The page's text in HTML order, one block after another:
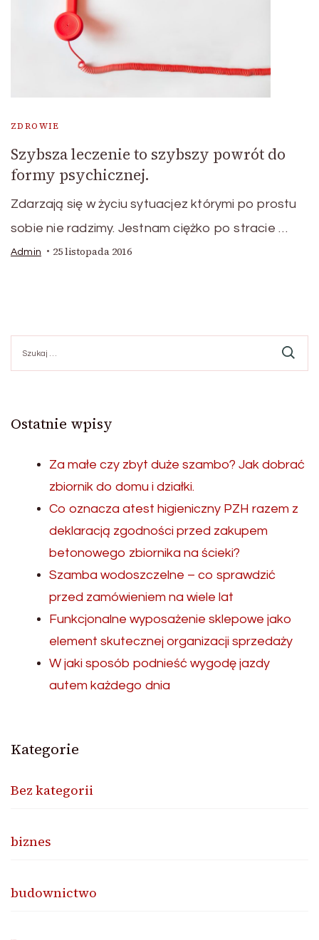
ZDROWIE
Szybsza leczenie to szybszy powrót do
formy psychicznej.
Zdarzają się w życiu sytuacjez którymi po prostu
sobie nie radzimy. Jestnam ciężko po stracie …
Admin 25 listopada 2016
Ostatnie wpisy
Za małe czy zbyt duże szambo? Jak dobrać
zbiornik do domu i działki.
Co oznacza atest higieniczny PZH razem z
deklaracją zgodności przed zakupem
betonowego zbiornika na ścieki?
Szamba wodoszczelne – co sprawdzić
przed zamówieniem na wiele lat
Funkcjonalne wyposażenie sklepowe jako
element skutecznej organizacji sprzedaży
W jaki sposób podnieść wygodę jazdy
autem każdego dnia
Kategorie
Bez kategorii
biznes
budownictwo